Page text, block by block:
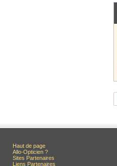
Haut de page
Allo-Opticien ?
Sites Partenaires
Liens Partenaires